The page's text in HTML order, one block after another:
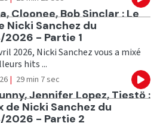
Cloonee, Bob Sinclar : Le
Nicki Sanchez du
2026 - Partie 1
2026, Nicki Sanchez vous a mixé
hits ...
| 29 min 7 sec
Jennifer Lopez, Tiestö :
de Nicki Sanchez du
2026 - Partie 2